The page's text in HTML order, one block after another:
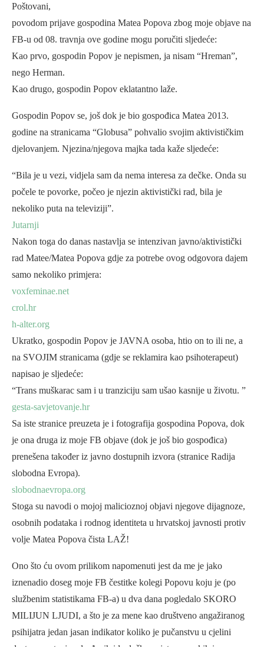
Poštovani,
povodom prijave gospodina Matea Popova zbog moje objave na
FB-u od 08. travnja ove godine mogu poručiti sljedeće:
Kao prvo, gospodin Popov je nepismen, ja nisam “Hreman”,
nego Herman.
Kao drugo, gospodin Popov eklatantno laže.
Gospodin Popov se, još dok je bio gospođica Matea 2013.
godine na stranicama “Globusa” pohvalio svojim aktivističkim
djelovanjem. Njezina/njegova majka tada kaže sljedeće:
“Bila je u vezi, vidjela sam da nema interesa za dečke. Onda su
počele te povorke, počeo je njezin aktivistički rad, bila je
nekoliko puta na televiziji”.
Jutarnji
Nakon toga do danas nastavlja se intenzivan javno/aktivistički
rad Matee/Matea Popova gdje za potrebe ovog odgovora dajem
samo nekoliko primjera:
voxfeminae.net
crol.hr
h-alter.org
Ukratko, gospodin Popov je JAVNA osoba, htio on to ili ne, a
na SVOJIM stranicama (gdje se reklamira kao psihoterapeut)
napisao je sljedeće:
“Trans muškarac sam i u tranziciju sam ušao kasnije u životu. ”
gesta-savjetovanje.hr
Sa iste stranice preuzeta je i fotografija gospodina Popova, dok
je ona druga iz moje FB objave (dok je još bio gospođica)
prenešena također iz javno dostupnih izvora (stranice Radija
slobodna Evropa).
slobodnaevropa.org
Stoga su navodi o mojoj malicioznoj objavi njegove dijagnoze,
osobnih podataka i rodnog identiteta u hrvatskoj javnosti protiv
volje Matea Popova čista LAŽ!
Ono što ću ovom prilikom napomenuti jest da me je jako
iznenadio doseg moje FB čestitke kolegi Popovu koju je (po
službenim statistikama FB-a) u dva dana pogledalo SKORO
MILIJUN LJUDI, a što je za mene kao društveno angažiranog
psihijatra jedan jasan indikator koliko je pučanstvu u cjelini